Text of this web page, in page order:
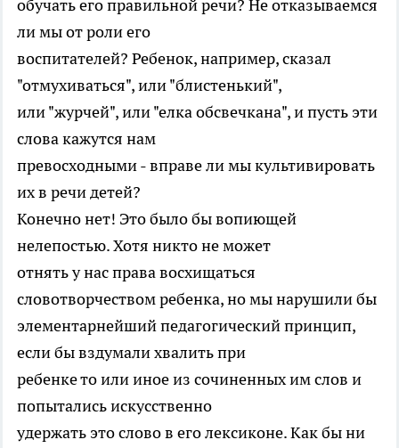
обучать его правильной речи? Не отказываемся
ли мы от роли его
воспитателей? Ребенок, например, сказал
"отмухиваться", или "блистенький",
или "журчей", или "елка обсвечкана", и пусть эти
слова кажутся нам
превосходными - вправе ли мы культивировать
их в речи детей?
Конечно нет! Это было бы вопиющей
нелепостью. Хотя никто не может
отнять у нас права восхищаться
словотворчеством ребенка, но мы нарушили бы
элементарнейший педагогический принцип,
если бы вздумали хвалить при
ребенке то или иное из сочиненных им слов и
попытались искусственно
удержать это слово в его лексиконе. Как бы ни